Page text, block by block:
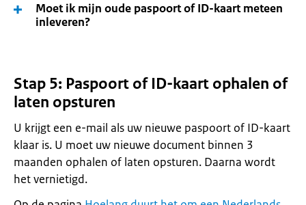
Moet ik mijn oude paspoort of ID-kaart meteen
inleveren?
Stap 5: Paspoort of ID-kaart ophalen of
laten opsturen
U krijgt een e-mail als uw nieuwe paspoort of ID-kaart
klaar is. U moet uw nieuwe document binnen 3
maanden ophalen of laten opsturen. Daarna wordt
het vernietigd.